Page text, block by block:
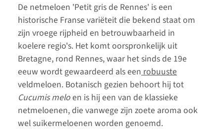
De netmeloen 'Petit gris de Rennes' is een
historische Franse variëteit die bekend staat om
zijn vroege rijpheid en betrouwbaarheid in
koelere regio's. Het komt oorspronkelijk uit
Bretagne, rond Rennes, waar het sinds de 19e
eeuw wordt gewaardeerd als een robuuste
veldmeloen. Botanisch gezien behoort hij tot
Cucumis meloen is hij een van de klassieke
netmeloenen, die vanwege zijn zoete aroma ook
wel suikermeloenen worden genoemd.